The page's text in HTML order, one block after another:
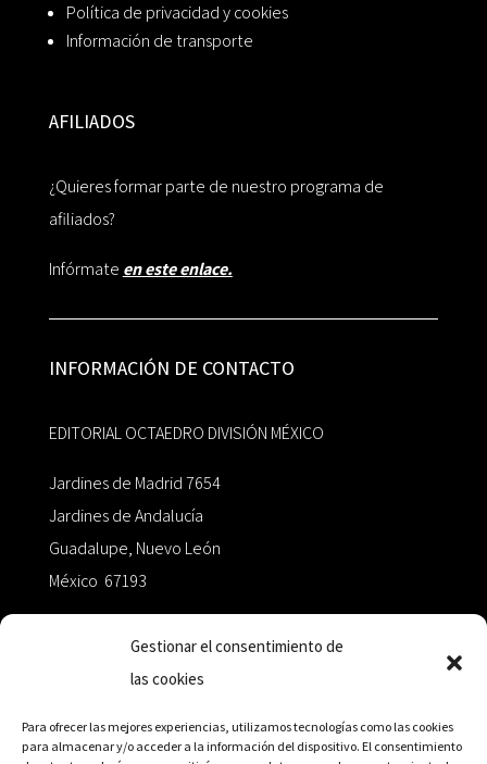
Gestionar el consentimiento de
las cookies
Para ofrecer las mejores experiencias, utilizamos tecnologías como las cookies
para almacenar y/o acceder a la información del dispositivo. El consentimiento
Política de privacidad y cookies
Información de transporte
AFILIADOS
¿Quieres formar parte de nuestro programa de
afiliados?
Infórmate en este enlace.
INFORMACIÓN DE CONTACTO
EDITORIAL OCTAEDRO DIVISIÓN MÉXICO
Jardines de Madrid 7654
Jardines de Andalucía
Guadalupe, Nuevo León
México 67193
+52 811.499.5638